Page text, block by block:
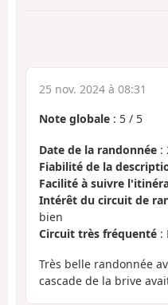
25 nov. 2024 à 08:31
Note globale : 5 / 5
Date de la randonnée :
Fiabilité de la
Facilité à suivre
Intérêt du circuit de
bien
Circuit très fréquenté :
Très belle randonnée
cascade de la brive